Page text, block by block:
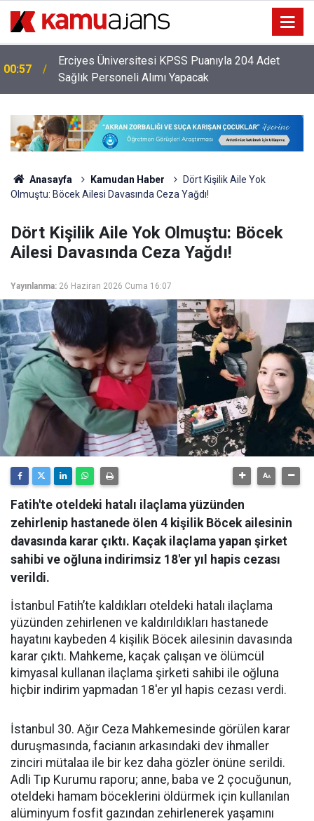
00:57
Erciyes Üniversitesi KPSS Puanıyla 204 Adet
Sağlık Personeli Alımı Yapacak
Anasayfa Kamudan Haber
Dört Kişilik Aile Yok
Olmuştu: Böcek Ailesi Davasında Ceza Yağdı!
Dört Kişilik Aile Yok Olmuştu: Böcek
Ailesi Davasında Ceza Yağdı!
Yayınlanma: 26 Haziran 2026 Cuma 16:07
Fatih'te oteldeki hatalı ilaçlama yüzünden
zehirlenip hastanede ölen 4 kişilik Böcek ailesinin
davasında karar çıktı. Kaçak ilaçlama yapan şirket
sahibi ve oğluna indirimsiz 18'er yıl hapis cezası
verildi.
​İstanbul Fatih’te kaldıkları oteldeki hatalı ilaçlama
yüzünden zehirlenen ve kaldırıldıkları hastanede
hayatını kaybeden 4 kişilik Böcek ailesinin davasında
karar çıktı. Mahkeme, kaçak çalışan ve ölümcül
kimyasal kullanan ilaçlama şirketi sahibi ile oğluna
hiçbir indirim yapmadan 18'er yıl hapis cezası verdi.
​İstanbul 30. Ağır Ceza Mahkemesinde görülen karar
duruşmasında, facianın arkasındaki dev ihmaller
zinciri mütalaa ile bir kez daha gözler önüne serildi.
Adli Tıp Kurumu raporu; anne, baba ve 2 çocuğunun,
oteldeki hamam böceklerini öldürmek için kullanılan
alüminyum fosfit gazından zehirlenerek yaşamını